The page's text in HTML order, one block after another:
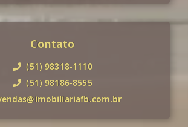
Contato
(51) 98318-1110
(51) 98186-8555